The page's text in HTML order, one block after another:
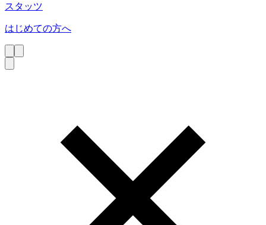
スタッツ
はじめての方へ